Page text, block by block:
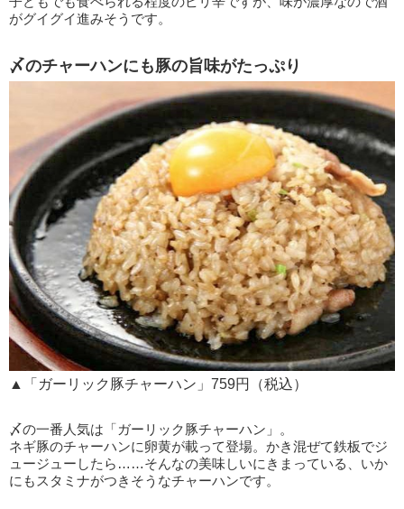
がグイグイ進みそうです。
〆のチャーハンにも豚の旨味がたっぷり
▲「ガーリック豚チャーハン」759円（税込）
〆の一番人気は「ガーリック豚チャーハン」。
ネギ豚のチャーハンに卵黄が載って登場。かき混ぜて鉄板でジ
ュージューしたら……そんなの美味しいにきまっている、いか
にもスタミナがつきそうなチャーハンです。